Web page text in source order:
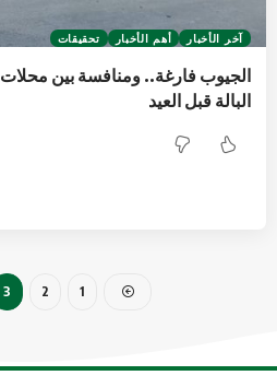
آخر الأخبار أهم الأخبار تحقيقات
الجيوب فارغة.. ومنافسة بين محلات
البالة قبل العيد
1
2
3